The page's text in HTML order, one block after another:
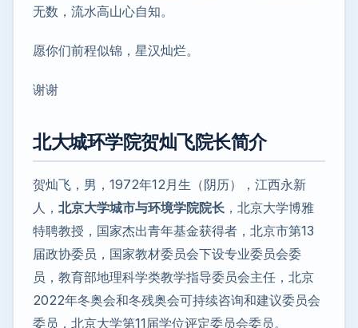
无数，流水高山心自知。
愿你们前程似锦，星汉灿烂。
谢谢
北大城环学院贺灿飞院长简介
贺灿飞，男，1972年12月生（阴历），江西永新
人， 北京大学城市与环境学院院长 ，北京大学博雅
特聘教授，国家杰出青年基金获得者，北京市第13
届政协委员，国家教材委员会下设专业委员会委
员，教育部地理科学类教学指导委员会主任，北京
2022年冬奥会和冬残奥会可持续咨询和建议委员会
委员，北京大学第11届学位评定委员会委员。